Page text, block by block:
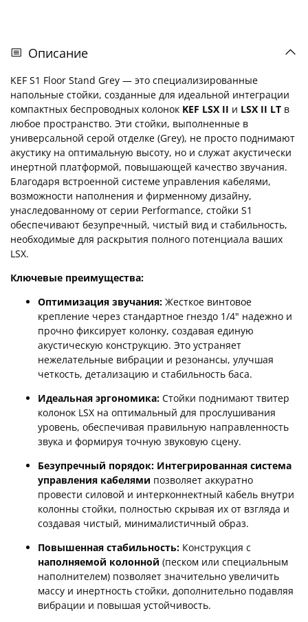
Описание
KEF S1 Floor Stand Grey — это специализированные
напольные стойки, созданные для идеальной интеграции
компактных беспроводных колонок KEF LSX II и LSX II LT в
любое пространство. Эти стойки, выполненные в
универсальной серой отделке (Grey), не просто поднимают
акустику на оптимальную высоту, но и служат акустически
инертной платформой, повышающей качество звучания.
Благодаря встроенной системе управления кабелями,
возможности наполнения и фирменному дизайну,
унаследованному от серии Performance, стойки S1
обеспечивают безупречный, чистый вид и стабильность,
необходимые для раскрытия полного потенциала ваших
LSX.
Ключевые преимущества:
Оптимизация звучания: Жесткое винтовое
крепление через стандартное гнездо 1/4" надежно и
прочно фиксирует колонку, создавая единую
акустическую конструкцию. Это устраняет
нежелательные вибрации и резонансы, улучшая
четкость, детализацию и стабильность баса.
Идеальная эргономика: Стойки поднимают твитер
колонок LSX на оптимальный для прослушивания
уровень, обеспечивая правильную направленность
звука и формируя точную звуковую сцену.
Безупречный порядок: Интегрированная система
управления кабелями позволяет аккуратно
провести силовой и интерконнектный кабель внутри
колонны стойки, полностью скрывая их от взгляда и
создавая чистый, минималистичный образ.
Повышенная стабильность: Конструкция с
наполняемой колонной (песком или специальным
наполнителем) позволяет значительно увеличить
массу и инертность стойки, дополнительно подавляя
вибрации и повышая устойчивость.